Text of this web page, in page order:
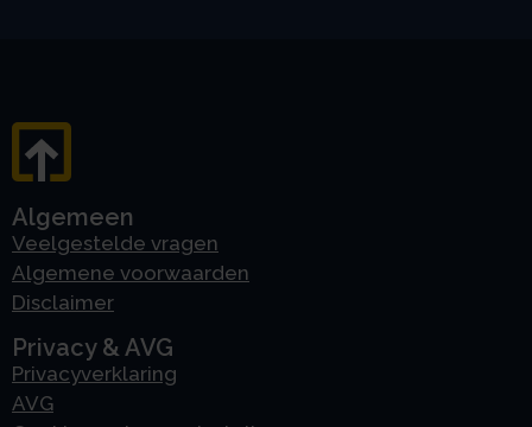
Algemeen
Veelgestelde vragen
Algemene voorwaarden
Disclaimer
Privacy & AVG
Privacyverklaring
AVG